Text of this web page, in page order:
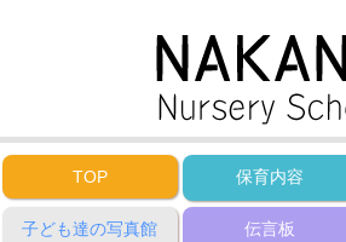
TOP 保育内容
子ども達の写真館 伝言板